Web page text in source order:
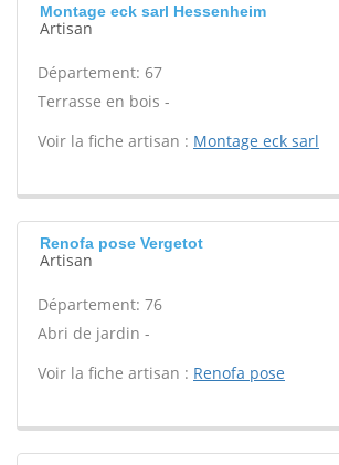
Montage eck sarl Hessenheim
Artisan
Département: 67
Terrasse en bois -
Voir la fiche artisan : Montage eck sarl
Renofa pose Vergetot
Artisan
Département: 76
Abri de jardin -
Voir la fiche artisan : Renofa pose